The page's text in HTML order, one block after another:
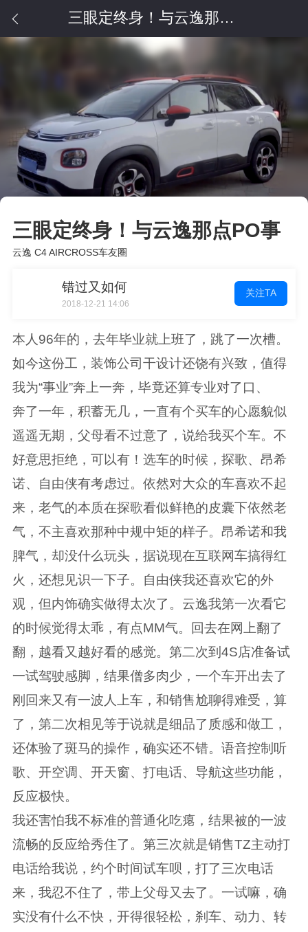
三眼定终身！与云逸那点PO事
三眼定终身！与云逸那点PO事
云逸 C4 AIRCROSS车友圈
错过又如何
2018-12-21 14:06
关注TA
本人96年的，去年毕业就上班了，跳了一次槽。
如今这份工，装饰公司干设计还饶有兴致，值得
我为“事业”奔上一奔，毕竟还算专业对了口、
奔了一年，积蓄无几，一直有个买车的心愿貌似
遥遥无期，父母看不过意了，说给我买个车。不
好意思拒绝，可以有！选车的时候，探歌、昂希
诺、自由侠有考虑过。依然对大众的车喜欢不起
来，老气的本质在探歌看似鲜艳的皮囊下依然老
气，不主喜欢那种中规中矩的样子。昂希诺和我
脾气，却没什么玩头，据说现在互联网车搞得红
火，还想见识一下子。自由侠我还喜欢它的外
观，但内饰确实做得太次了。云逸我第一次看它
的时候觉得太乖，有点MM气。回去在网上翻了
翻，越看又越好看的感觉。第二次到4S店准备试
一试驾驶感脚，结果僧多肉少，一个车开出去了
刚回来又有一波人上车，和销售尬聊得难受，算
了，第二次相见等于说就是细品了质感和做工，
还体验了斑马的操作，确实还不错。语音控制听
歌、开空调、开天窗、打电话、导航这些功能，
反应极快。
我还害怕我不标准的普通化吃瘪，结果被的一波
流畅的反应给秀住了。第三次就是销售TZ主动打
电话给我说，约个时间试车呗，打了三次电话
来，我忍不住了，带上父母又去了。一试嘛，确
实没有什么不快，开得很轻松，刹车、动力、转